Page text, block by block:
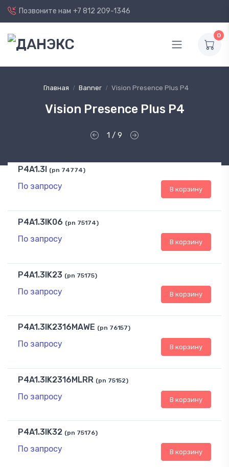
Позвоните нам +7 812 209-1346
0
Главная Banner Vision Presence Plus P4
Vision Presence Plus P4
1 / 9
P4A1.3I (pn 74774)
По запросу В корзину
P4A1.3IK06 (pn 75174)
По запросу В корзину
P4A1.3IK23 (pn 75175)
По запросу В корзину
P4A1.3IK2316MAWE (pn 76157)
По запросу В корзину
P4A1.3IK2316MLRR (pn 75152)
По запросу В корзину
P4A1.3IK32 (pn 75176)
По запросу В корзину